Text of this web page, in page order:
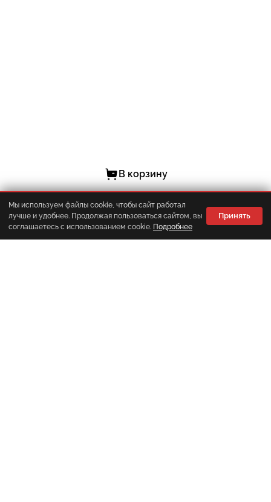
В корзину
Главная Корзина Меню
Мы используем файлы cookie, чтобы сайт работал
лучше и удобнее. Продолжая пользоваться сайтом, вы
соглашаетесь с использованием cookie. Подробнее
Принять